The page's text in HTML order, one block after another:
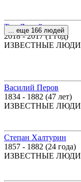
Тит Ливий
2018 - 2017 (1 год)
ИЗВЕСТНЫЕ ЛЮДИ
... еще 166 людей
Василий Перов
1834 - 1882 (47 лет)
ИЗВЕСТНЫЕ ЛЮДИ
Степан Халтурин
1857 - 1882 (24 года)
ИЗВЕСТНЫЕ ЛЮДИ